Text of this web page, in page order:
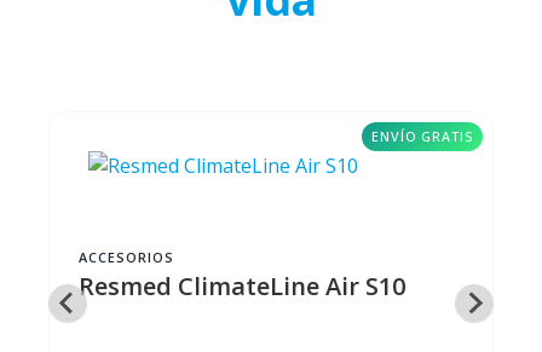
ENVÍO GRATIS
ACCESORIOS
Resmed ClimateLine Air S10